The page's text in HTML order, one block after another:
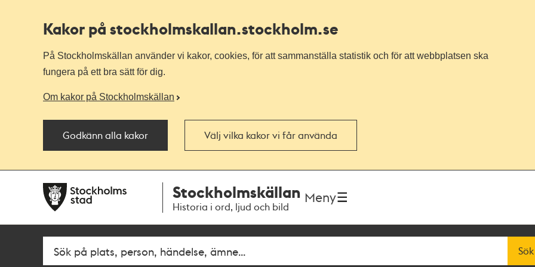
Kakor på stockholmskallan.stockholm.se
På Stockholmskällan använder vi kakor, cookies, för att sammanställa statistik och för att webbplatsen ska
fungera på ett bra sätt för dig.
Om kakor på Stockholmskällan
Godkänn alla kakor Välj vilka kakor vi får använda
navigationen
huvudinnehållet
Stockholmskällan
Historia i ord, ljud och bild
Meny
Fritextsök Sök